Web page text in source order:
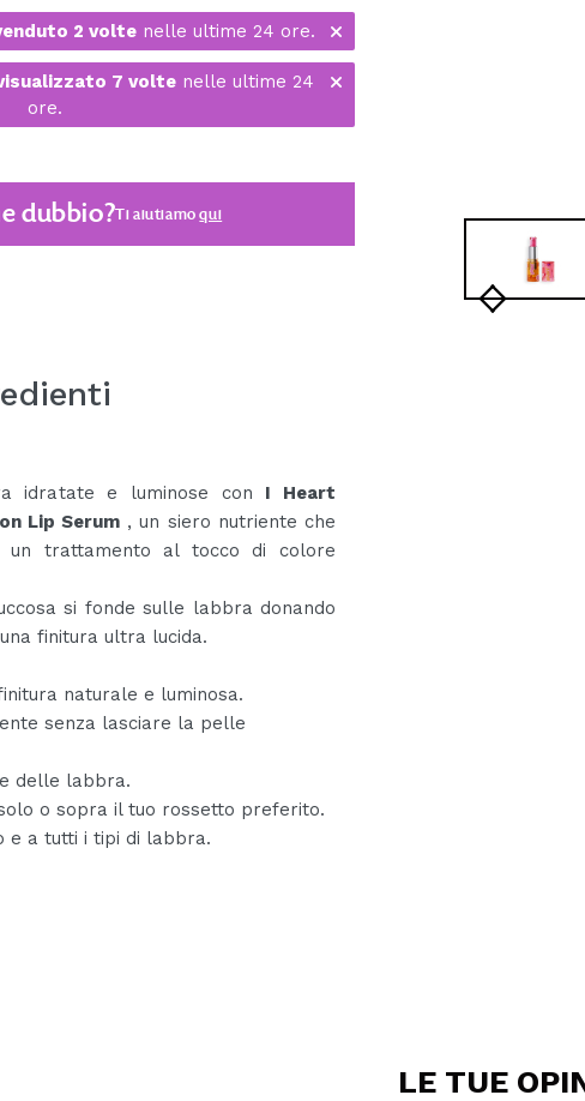
2 volte nelle ultime 24 ore.
7 voltenelle ultime 24
ore.
dubbio?Ti aiutiamoqui
idratate e luminose con I Heart
Lip Serum , un siero nutriente che
un trattamento al tocco di colore
si fonde sulle labbra donando
finitura ultra lucida.
naturale e luminosa.
senza lasciare la pelle
delle labbra.
o sopra il tuo rossetto preferito.
e a tutti i tipi di labbra.
LE TUE